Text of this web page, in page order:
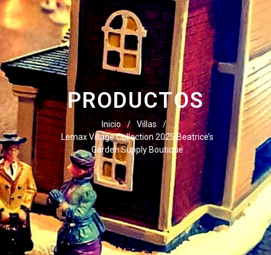
PRODUCTOS
Inicio / Villas
/
Lemax Village Collection 2025 Beatrice’s
Garden Supply Boutique